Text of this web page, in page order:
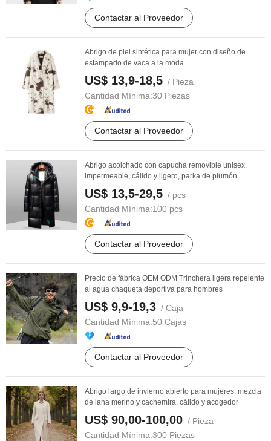
Contactar al Proveedor
Abrigo de piel sintética para mujer con diseño de
estampado de vaca a la moda
US$ 13,9-18,5 / Pieza
Cantidad Mínima:30 Piezas
Contactar al Proveedor
Abrigo acolchado con capucha removible unisex,
impermeable, cálido y ligero, parka de plumón
US$ 13,5-29,5 / pcs
Cantidad Mínima:100 pcs
Contactar al Proveedor
Precio de fábrica OEM ODM Trinchera ligera repelente
al agua chaqueta deportiva para hombres
US$ 9,9-19,3 / Caja
Cantidad Mínima:50 Cajas
Contactar al Proveedor
Abrigo largo de invierno abierto para mujeres, mezcla
de lana merino y cachemira, cálido y acogedor
US$ 90,00-100,00 / Pieza
Cantidad Mínima:300 Piezas